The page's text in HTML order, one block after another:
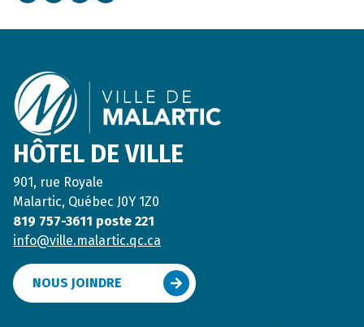
HÔTEL DE VILLE
901, rue Royale
Malartic, Québec J0Y 1Z0
819 757-3611 poste 221
info@ville.malartic.qc.ca
NOUS JOINDRE